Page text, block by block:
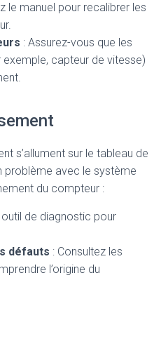
le manuel pour recalibrer les
: Assurez-vous que les
capteur de vitesse)
s’allument sur le tableau de
problème avec le système
du compteur :
outil de diagnostic pour
défauts : Consultez les
l’origine du